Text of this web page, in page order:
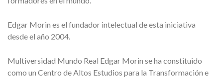
Edgar Morin es el fundador intelectual de esta iniciativa
desde el año 2004.
Multiversidad Mundo Real Edgar Morin se ha constituido
como un Centro de Altos Estudios para la Transformación e